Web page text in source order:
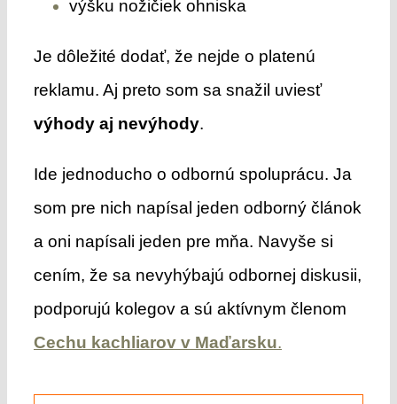
výšku nožičiek ohniska
Je dôležité dodať, že nejde o platenú
reklamu. Aj preto som sa snažil uviesť
výhody aj nevýhody.
Ide jednoducho o odbornú spoluprácu. Ja
som pre nich napísal jeden odborný článok
a oni napísali jeden pre mňa. Navyše si
cením, že sa nevyhýbajú odbornej diskusii,
podporujú kolegov a sú aktívnym členom
Cechu kachliarov v Maďarsku.